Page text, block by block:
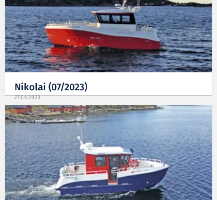
Nikolai (07/2023)
27.06.2023